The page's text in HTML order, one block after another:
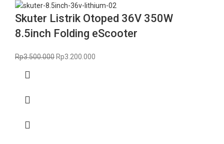
Skuter Listrik Otoped 36V 350W
8.5inch Folding eScooter
Rp3.500.000 Rp3.200.000